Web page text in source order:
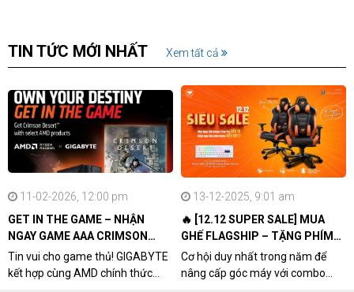
TIN TỨC MỚI NHẤT Xem tất cả
11-02-2026, 12:00 pm
GET IN THE GAME – NHẬN
NGAY GAME AAA CRIMSON
DESERT CÙNG GIGABYTE &
AMD
Tin vui cho game thủ! GIGABYTE
kết hợp cùng AMD chính thức
13-12-2025, 9:01 am
🔥 [12.12 SUPER SALE] MUA
GHẾ FLAGSHIP – TẶNG PHÍM
CƠ XỊN
Cơ hội duy nhất trong năm để
nâng cấp góc máy với combo